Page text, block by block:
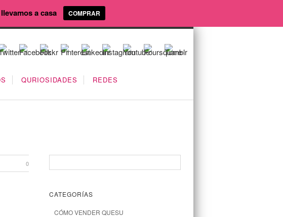
QURIOSIDADES REDES
0
CATEGORÍAS
CÓMO VENDER QUESU
a casa COMPRAR